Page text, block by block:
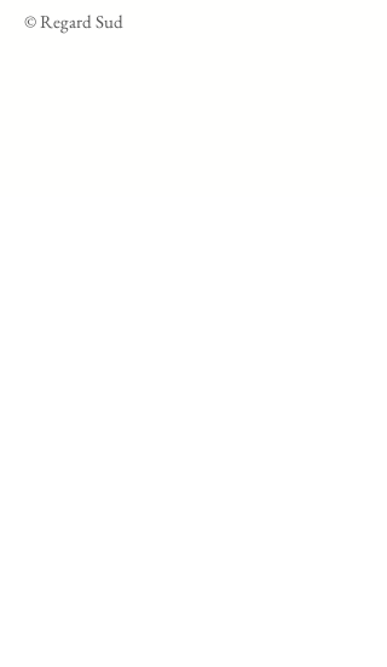
© Regard Sud